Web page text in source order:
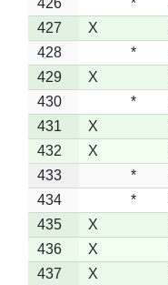
427
X
428
*
429
X
430
*
431
X
432
X
433
*
434
*
435
X
436
X
437
X